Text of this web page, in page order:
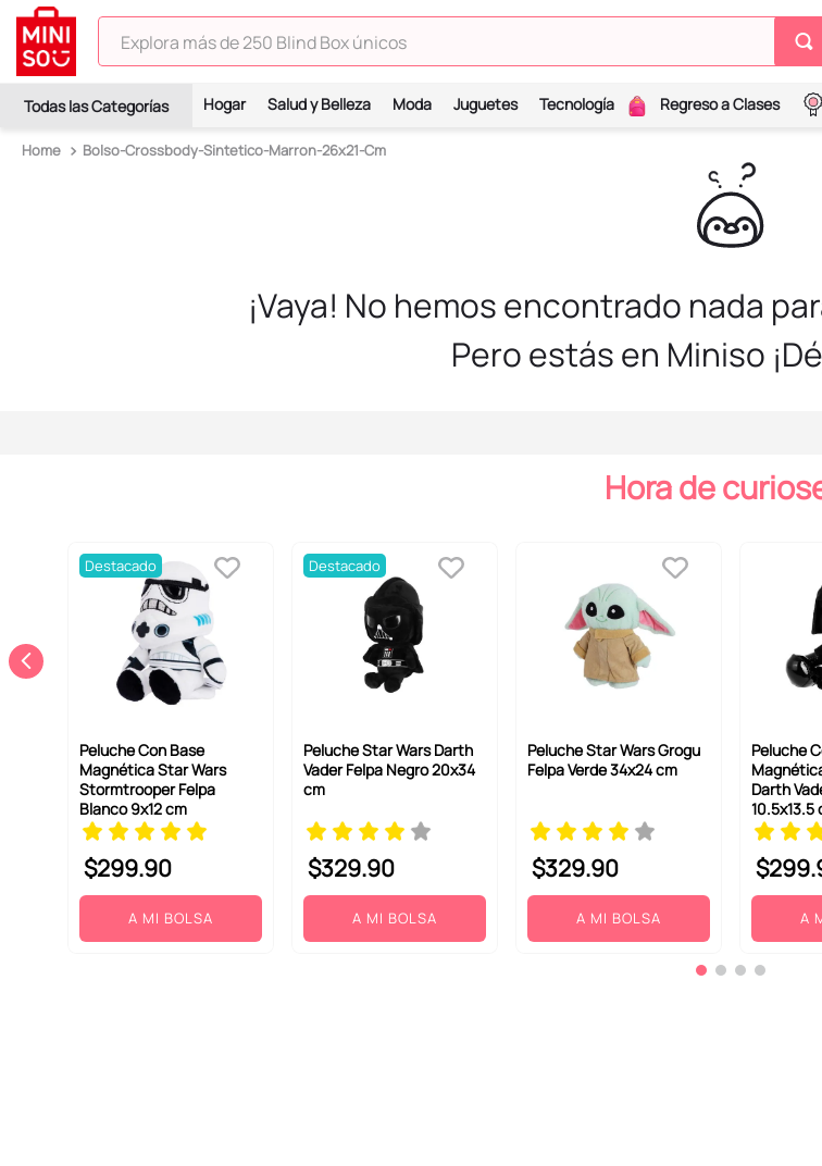
Explora más de 250 Blind Box únicos
Hogar Salud y Belleza Moda Juguetes Tecnología Regreso a Clases
Bolso-Crossbody-Sintetico-Marron-26x21-Cm
¡Vaya! No hemos encontrado nada
Pero estás en Miniso
Hora de
Destacado
Peluche Con Base
Magnética Star Wars
Stormtrooper Felpa
Blanco 9x12 cm
$299.90
A MI BOLSA
Destacado
Peluche Star Wars Darth
Vader Felpa Negro 20x34
cm
$329.90
A MI BOLSA
Peluche Star Wars Grogu
Felpa Verde 34x24 cm
$329.90
A MI BOLSA
Peluche
Darth
10.5x13.5
$299.
A
TÉRMINOS MÁS BUSCADOS
2.
spiderman